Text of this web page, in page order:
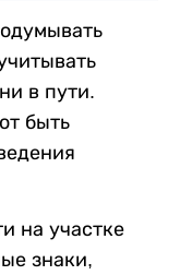
в пути.
быть
на участке
знаки,